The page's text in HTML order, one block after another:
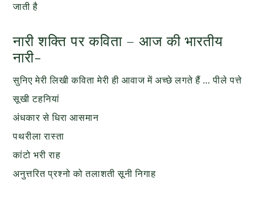
जाती है
नारी शक्ति पर कविता – आज की भारतीय
नारी-
सुनिए मेरी लिखी कविता मेरी ही आवाज में अच्छे लगते हैं … पीले पत्ते
सूखी टहनियां
अंधकार से धिरा आसमान
पथरीला रास्ता
कांटो भरी राह
अनुत्तरित प्रश्नो को तलाशती सूनी निगाह